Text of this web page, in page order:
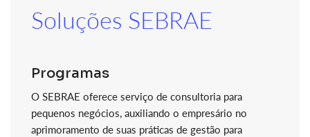
Soluções SEBRAE
Programas
O SEBRAE oferece serviço de consultoria para
pequenos negócios, auxiliando o empresário no
aprimoramento de suas práticas de gestão para